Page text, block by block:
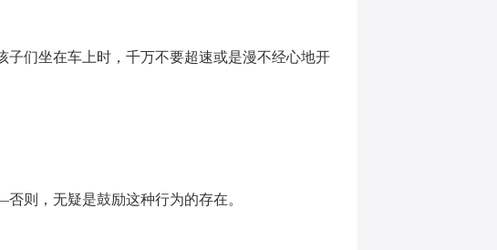
们坐在车上时，千万不要超速或是漫不经心地开
则，无疑是鼓励这种行为的存在。